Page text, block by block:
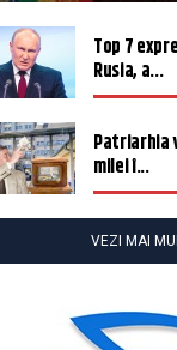
Top 7
Rusia, a...
Patriarhia
milei î...
VEZI MAI